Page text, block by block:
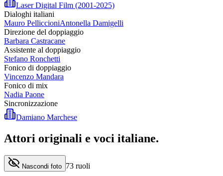
Laser Digital Film (2001-2025)
Dialoghi italiani
Mauro PelliccioniAntonella Damigelli
Direzione del doppiaggio
Barbara Castracane
Assistente al doppiaggio
Stefano Ronchetti
Fonico di doppiaggio
Vincenzo Mandara
Fonico di mix
Nadia Paone
Sincronizzazione
Damiano Marchese
Attori originali e voci italiane.
Nascondi foto 73 ruoli